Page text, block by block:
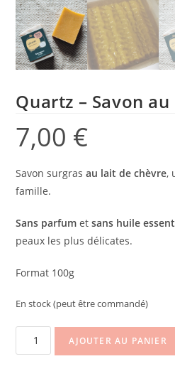
Quartz – Savon
7,00 €
Savon surgrasau lait de chèvre,
famille.
Sans parfum et sans huile
peaux les plus délicates.
Format 100g
En stock (peut être commandé)
AJOUTER AU PANIER